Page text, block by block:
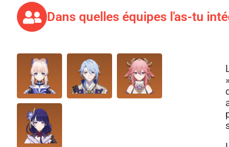
Dans quelles équipes l'as-tu